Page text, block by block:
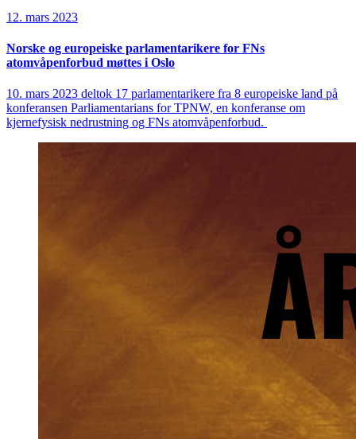
12. mars 2023
Norske og europeiske parlamentarikere for FNs
atomvåpenforbud møttes i Oslo
10. mars 2023 deltok 17 parlamentarikere fra 8 europeiske land på
konferansen Parliamentarians for TPNW, en konferanse om
kjernefysisk nedrustning og FNs atomvåpenforbud.